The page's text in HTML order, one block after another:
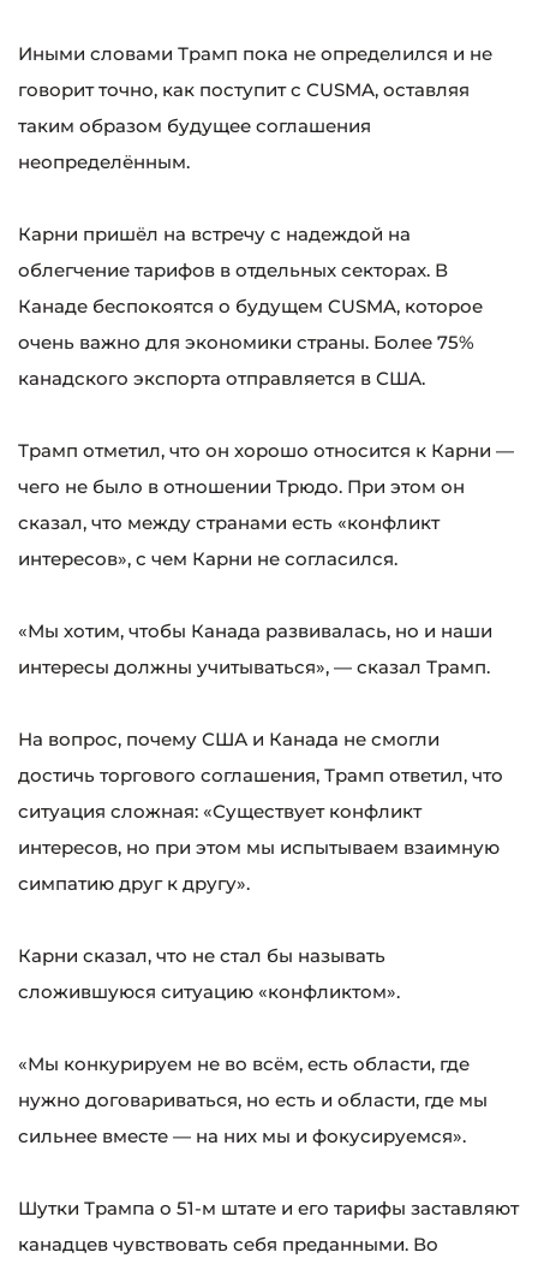
Иными словами Трамп пока не определился и не
говорит точно, как поступит с CUSMA, оставляя
таким образом будущее соглашения
неопределённым.
Карни пришёл на встречу с надеждой на
облегчение тарифов в отдельных секторах. В
Канаде беспокоятся о будущем CUSMA, которое
очень важно для экономики страны. Более 75%
канадского экспорта отправляется в США.
Трамп отметил, что он хорошо относится к Карни —
чего не было в отношении Трюдо. При этом он
сказал, что между странами есть «конфликт
интересов», с чем Карни не согласился.
«Мы хотим, чтобы Канада развивалась, но и наши
интересы должны учитываться», — сказал Трамп.
На вопрос, почему США и Канада не смогли
достичь торгового соглашения, Трамп ответил, что
ситуация сложная: «Существует конфликт
интересов, но при этом мы испытываем взаимную
симпатию друг к другу».
Карни сказал, что не стал бы называть
сложившуюся ситуацию «конфликтом».
«Мы конкурируем не во всём, есть области, где
нужно договариваться, но есть и области, где мы
сильнее вместе — на них мы и фокусируемся».
Шутки Трампа о 51-м штате и его тарифы заставляют
канадцев чувствовать себя преданными. Во